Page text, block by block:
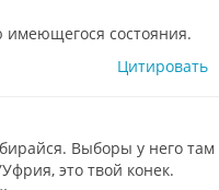
состояния.
Цитировать
Выборы у него там
это твой конек.